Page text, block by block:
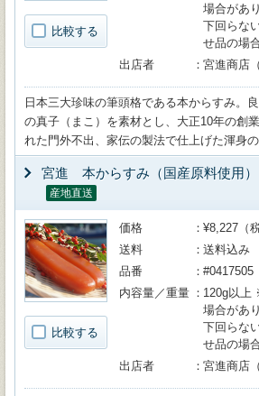
比較する
場合があ
下回らな
せ品の場
出店者
宮進商店
日本三大珍味の筆頭格である本からすみ。
の真子（まこ）を素材とし、大正10年の創
れた門外不出、家伝の製法で仕上げた渾身の
宮進 本からすみ（国産原料使用
産地直送
比較する
価格
¥8,227（
送料
送料込み
品番
#0417505
内容量／重量
120g以上
場合があ
下回らな
せ品の場
出店者
宮進商店